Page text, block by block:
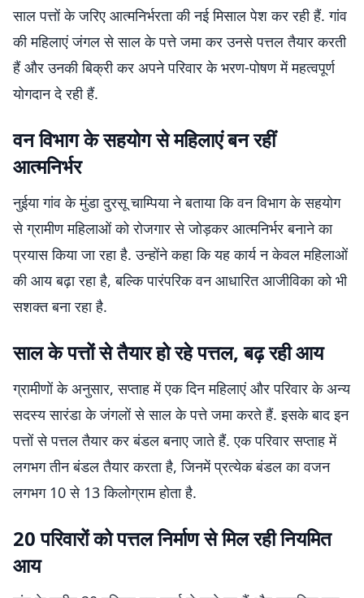
साल पत्तों के जरिए आत्मनिर्भरता की नई मिसाल पेश कर रही हैं. गांव
की महिलाएं जंगल से साल के पत्ते जमा कर उनसे पत्तल तैयार करती
हैं और उनकी बिक्री कर अपने परिवार के भरण-पोषण में महत्वपूर्ण
योगदान दे रही हैं.
वन विभाग के सहयोग से महिलाएं बन रहीं
आत्मनिर्भर
नुईया गांव के मुंडा दुरसू चाम्पिया ने बताया कि वन विभाग के सहयोग
से ग्रामीण महिलाओं को रोजगार से जोड़कर आत्मनिर्भर बनाने का
प्रयास किया जा रहा है. उन्होंने कहा कि यह कार्य न केवल महिलाओं
की आय बढ़ा रहा है, बल्कि पारंपरिक वन आधारित आजीविका को भी
सशक्त बना रहा है.
साल के पत्तों से तैयार हो रहे पत्तल, बढ़ रही आय
ग्रामीणों के अनुसार, सप्ताह में एक दिन महिलाएं और परिवार के अन्य
सदस्य सारंडा के जंगलों से साल के पत्ते जमा करते हैं. इसके बाद इन
पत्तों से पत्तल तैयार कर बंडल बनाए जाते हैं. एक परिवार सप्ताह में
लगभग तीन बंडल तैयार करता है, जिनमें प्रत्येक बंडल का वजन
लगभग 10 से 13 किलोग्राम होता है.
20 परिवारों को पत्तल निर्माण से मिल रही नियमित
आय